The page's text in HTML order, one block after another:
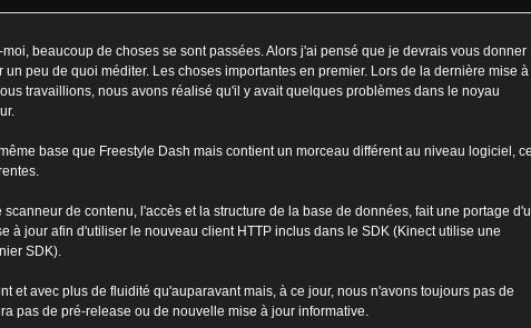
beaucoup de choses se sont passées. Alors j'ai pensé que je devrais vous donner
peu de quoi méditer. Les choses importantes en premier. Lors de la dernière mise à
travaillions, nous avons réalisé qu'il y avait quelques problèmes dans le noyau
base que Freestyle Dash mais contient un morceau différent au niveau logiciel,
de contenu, l'accès et la structure de la base de données, fait une portage
à jour afin d'utiliser le nouveau client HTTP inclus dans le SDK (Kinect utilise une
SDK).
et avec plus de fluidité qu'auparavant mais, à ce jour, nous n'avons toujours pas de
pas de pré-release ou de nouvelle mise à jour informative.